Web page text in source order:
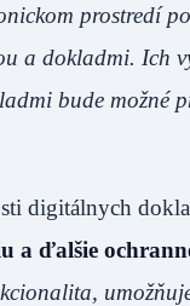
prostredí
a dokladmi. Ich
bude možné
digitálnych
a ďalšie